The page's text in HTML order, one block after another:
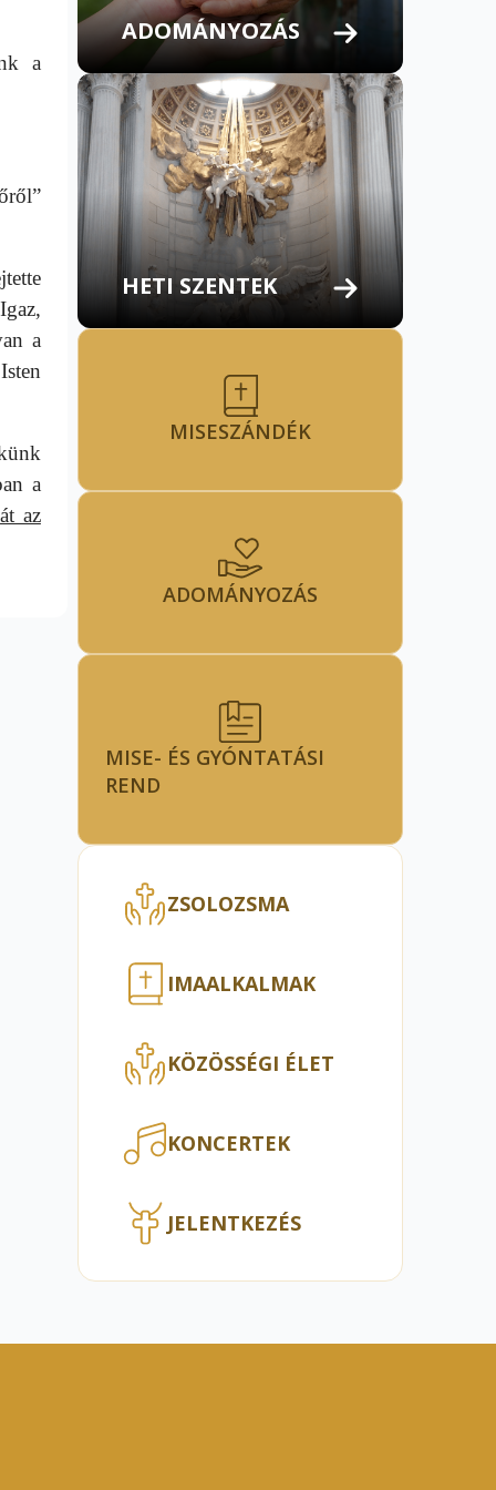
a
a
a
az
ADOMÁNYOZÁS
HETI SZENTEK
MISESZÁNDÉK
ADOMÁNYOZÁS
MISE- ÉS GYÓNTATÁSI
REND
ZSOLOZSMA
IMAALKALMAK
KÖZÖSSÉGI ÉLET
KONCERTEK
JELENTKEZÉS